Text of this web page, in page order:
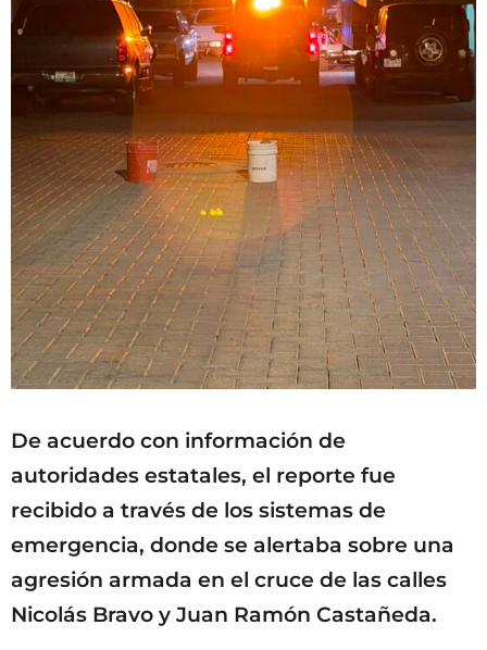
De acuerdo con información de
autoridades estatales, el reporte fue
recibido a través de los sistemas de
emergencia, donde se alertaba sobre una
agresión armada en el cruce de las calles
Nicolás Bravo y Juan Ramón Castañeda.